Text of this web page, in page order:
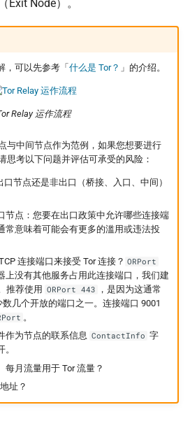
据
监控现在做得到什么
怎么维持多个网络身分
认真的生效
什么是 Tails
差别
GrapheneOS：高度隐
什么是 OONI
OONI Run v2 操作说明
什么是 CryptPad
匿名通讯工具比较
密码管理器入门
Asian Diceware：带亚
选举观察员的自保
倡议组织的匿名捐款管
在中国大陆的公开平台
播信息
出差与研讨会的数位准
（东亚与东南亚）
助生成目的地概况
观察
技术
活动
社区
翻译文章
观察
题
Exit Node）。
，可以先参考「 什么是 Tor？ 」的介绍。
Relay 运作流程
与中间节点作为范例，如果您想要进行
思考以下问题并评估可承受的风险：
节点还是非出口（桥接、入口、中间）
节点：您要在出口政策中允许哪些连接端
常意味着可能会有更多的滥用或违法投
连接端口来接受 Tor 连接？ ORPort
上没有其他服务占用此连接端口，我们建
推荐使用 ORPort 443
，是因为这通常
几个开放的端口之一。连接端口 9001
。
作为节点的联系信息 ContactInfo 字
每月流量用于 Tor 流量？
址？